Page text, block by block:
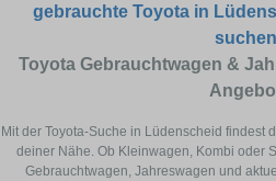
gebrauchte Toyota in
suchen
Toyota Gebrauchtwagen &
Mit der Toyota-Suche in Lüdenscheid findest
deiner Nähe. Ob Kleinwagen, Kombi oder
Gebrauchtwagen, Jahreswagen und